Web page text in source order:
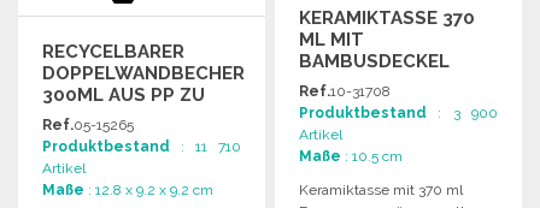
RECYCELBARER
DOPPELWANDBECHER
300ML AUS PP ZU
GROSSHANDELSPREISEN
Ref.05-15265
Produktbestand : 11 710
Artikel
Maße : 12.8 x 9.2 x 9.2 cm
KERAMIKTASSE 370
ML MIT
BAMBUSDECKEL
Ref.10-31708
Produktbestand : 3 900
Artikel
Maße : 10.5 cm
Keramiktasse mit 370 ml